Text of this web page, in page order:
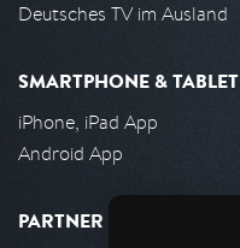
Deutsches TV im Ausland
SMARTPHONE & TABLET
iPhone, iPad App
Android App
PARTNER